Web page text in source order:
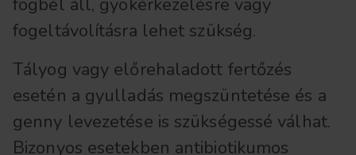
fogbél áll, gyökérkezelésre vagy
fogeltávolításra lehet szükség.
Tályog vagy előrehaladott fertőzés
esetén a gyulladás megszüntetése és a
genny levezetése is szükségessé válhat.
Bizonyos esetekben antibiotikumos